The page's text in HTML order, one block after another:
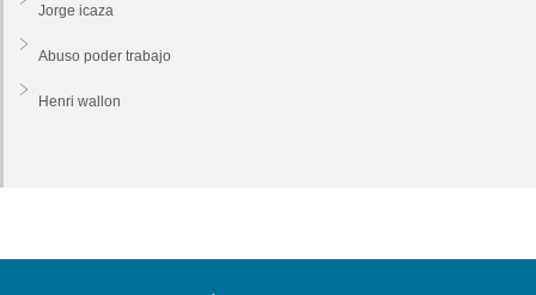
Jorge icaza
Abuso poder trabajo
Henri wallon